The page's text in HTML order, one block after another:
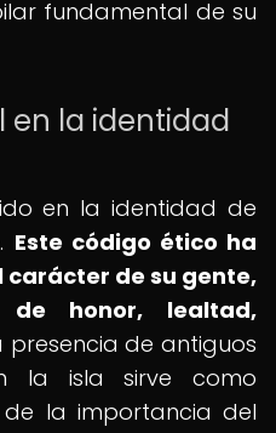
fundamental de su
en la identidad
en la identidad de
Este código ético ha
de su gente,
de honor, lealtad,
presencia de antiguos
la isla sirve como
la importancia del